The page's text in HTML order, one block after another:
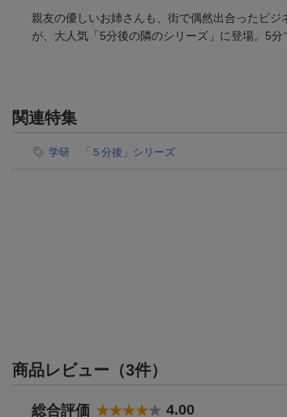
親友の優しいお姉さんも、街で偶然出合ったビ
が、大人気「5分後の隣のシリーズ」に登場。5
関連特集
学研 「５分後」シリーズ
商品レビュー（3件）
総合評価 4.00